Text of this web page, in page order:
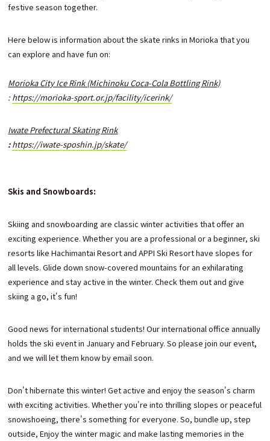
festive season together.
Here below is information about the skate rinks in Morioka that you
can explore and have fun on:
Morioka City Ice Rink (Michinoku Coca-Cola Bottling Rink)
:https://morioka-sport.or.jp/facility/icerink/
Iwate Prefectural Skating Rink
:https://iwate-sposhin.jp/skate/
Skis and Snowboards:
Skiing and snowboarding are classic winter activities that offer an
exciting experience. Whether you are a professional or a beginner, ski
resorts like Hachimantai Resort and APPI Ski Resort have slopes for
all levels. Glide down snow-covered mountains for an exhilarating
experience and stay active in the winter. Check them out and give
skiing a go, it's fun!
Good news for international students! Our international office annually
holds the ski event in January and February. So please join our event,
and we will let them know by email soon.
Don't hibernate this winter! Get active and enjoy the season's charm
with exciting activities. Whether you're into thrilling slopes or peaceful
snowshoeing, there's something for everyone. So, bundle up, step
outside, Enjoy the winter magic and make lasting memories in the